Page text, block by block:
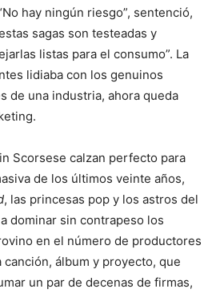
hay ningún riesgo”, sentenció,
sagas son testeadas y
listas para el consumo”. La
lidiaba con los genuinos
de una industria, ahora queda
Scorsese calzan perfecto para
de los últimos veinte años,
, las princesas pop y los astros del
dominar sin contrapeso los
en el número de productores
álbum y proyecto, que
un par de decenas de firmas,